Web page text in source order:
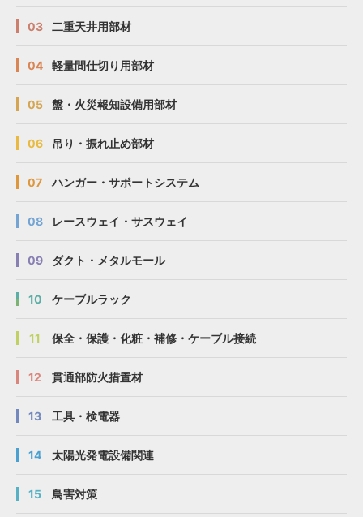
03 二重天井用部材
04 軽量間仕切り用部材
05 盤・火災報知設備用部材
06 吊り・振れ止め部材
07 ハンガー・サポートシステム
08 レースウェイ・サスウェイ
09 ダクト・メタルモール
10 ケーブルラック
11 保全・保護・化粧・補修・ケーブル接続
12 貫通部防火措置材
13 工具・検電器
14 太陽光発電設備関連
15 鳥害対策